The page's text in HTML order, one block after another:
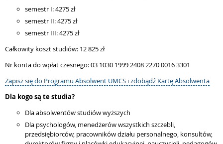
semestr I: 4275 zł
semestr II: 4275 zł
semestr III: 4275 zł
Całkowity koszt studiów: 12 825 zł
Nr konta do wpłat czesnego: 03 1030 1999 2408 2270 0016 3301
Zapisz się do Programu Absolwent UMCS i zdobądź Kartę Absolwenta
Dla kogo są te studia?
Dla absolwentów studiów wyższych
Dla psychologów, menedżerów wszystkich szczebli,
przedsiębiorców, pracowników działu personalnego, konsultów,